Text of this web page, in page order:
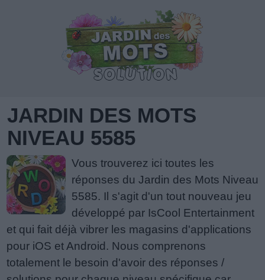
JARDIN DES MOTS
NIVEAU 5585
Vous trouverez ici toutes les
réponses du Jardin des Mots Niveau
5585. Il s'agit d'un tout nouveau jeu
développé par IsCool Entertainment
et qui fait déjà vibrer les magasins d'applications
pour iOS et Android. Nous comprenons
totalement le besoin d'avoir des réponses /